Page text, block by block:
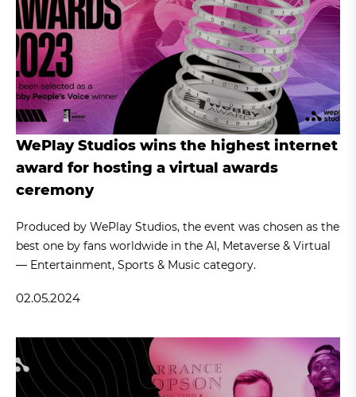
WePlay Studios wins the highest internet
award for hosting a virtual awards
ceremony
Produced by WePlay Studios, the event was chosen as the
best one by fans worldwide in the AI, Metaverse & Virtual
— Entertainment, Sports & Music category.
02.05.2024